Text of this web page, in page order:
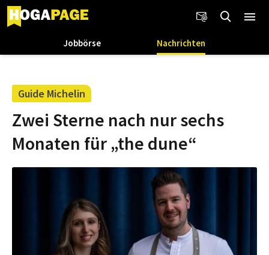
Jobbörse Nachrichten
Guide Michelin
Zwei Sterne nach nur sechs
Monaten für „the dune“